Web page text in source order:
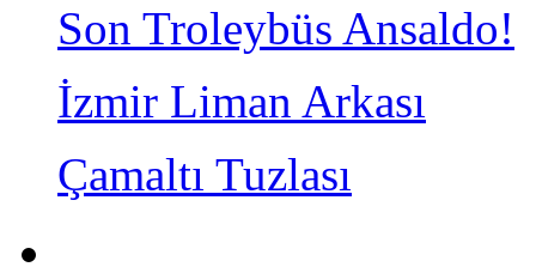
Son Troleybüs Ansaldo!
İzmir Liman Arkası
Çamaltı Tuzlası